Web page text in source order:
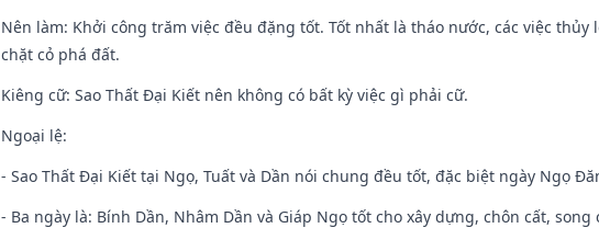
Nên làm: Khởi công trăm việc đều đặng tốt. Tốt nhất là tháo nước, các việc
chặt cỏ phá đất.
Kiêng cữ: Sao Thất Đại Kiết nên không có bất kỳ việc gì phải cữ.
Ngoại lệ:
- Sao Thất Đại Kiết tại Ngọ, Tuất và Dần nói chung đều tốt, đặc biệt ngày Ngọ
- Ba ngày là: Bính Dần, Nhâm Dần và Giáp Ngọ tốt cho xây dựng, chôn cất,